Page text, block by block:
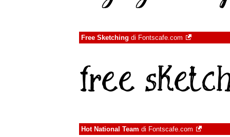
Free Sketching di Fontscafe.com
Hot National Team di Fontscafe.com